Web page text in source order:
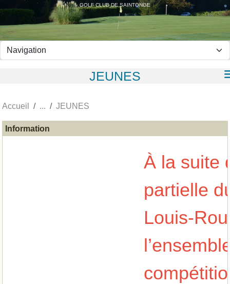
GOLF CLUB DE SAINTONGE
JEUNES
Accueil JEUNES
Information
À la suite
partielle
Louis-
Panneau de gestion des cookies